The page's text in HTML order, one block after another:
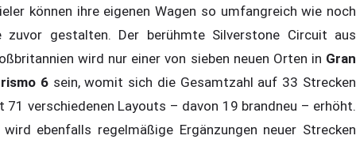
können ihre eigenen Wagen so umfangreich wie noch
zuvor gestalten. Der berühmte Silverstone Circuit aus
wird nur einer von sieben neuen Orten in Gran
6sein, womit sich die Gesamtzahl auf 33 Strecken
71 verschiedenen Layouts – davon 19 brandneu – erhöht.
wird ebenfalls regelmäßige Ergänzungen neuer Strecken